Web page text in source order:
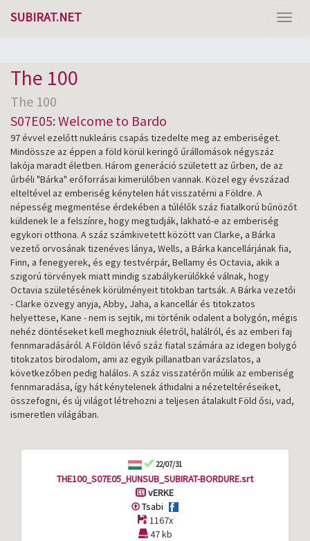
SUBIRAT.NET
The 100
The 100
S07E05: Welcome to Bardo
97 évvel ezelőtt nukleáris csapás tizedelte meg az emberiséget.
Mindössze az éppen a föld körül keringő űrállomások négyszáz
lakója maradt életben. Három generáció született az űrben, de az
űrbéli "Bárka" erőforrásai kimerülőben vannak. Közel egy évszázad
elteltével az emberiség kénytelen hát visszatérni a Földre. A
népesség megmentése érdekében a túlélők száz fiatalkorú bűnözőt
küldenek le a felszínre, hogy megtudják, lakható-e az emberiség
egykori otthona. A száz számkivetett között van Clarke, a Bárka
vezető orvosának tizenéves lánya, Wells, a Bárka kancellárjának fia,
Finn, a fenegyerek, és egy testvérpár, Bellamy és Octavia, akik a
szigorú törvények miatt mindig szabálykerülőkké válnak, hogy
Octavia születésének körülményeit titokban tartsák. A Bárka vezetői
- Clarke özvegy anyja, Abby, Jaha, a kancellár és titokzatos
helyettese, Kane - nem is sejtik, mi történik odalent a bolygón, mégis
nehéz döntéseket kell meghozniuk életről, halálról, és az emberi faj
fennmaradásáról. A Földön lévő száz fiatal számára az idegen bolygó
titokzatos birodalom, ami az egyik pillanatban varázslatos, a
következőben pedig halálos. A száz visszatérőn múlik az emberiség
fennmaradása, így hát kénytelenek áthidalni a nézeteltéréseiket,
összefogni, és új világot létrehozni a teljesen átalakult Föld ősi, vad,
ismeretlen világában.
22/07/31
THE100_S07E05_HUNSUB_SUBIRAT-BORDURE.srt
vERKE
Tsabi
1167x
47 kb